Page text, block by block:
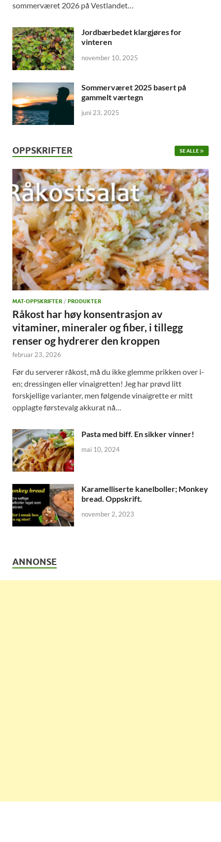
sommerværet 2026 på Vestlandet…
Jordbærbedet klargjøres for
vinteren
november 10, 2025
Sommerværet 2025 basert på
gammelt værtegn
juni 23, 2025
OPPSKRIFTER SE ALLE
MAT-OPPSKRIFTER / PRODUKTER
Råkost har høy konsentrasjon av
vitaminer, mineraler og fiber, i tillegg
renser og hydrerer den kroppen
februar 23, 2026
Før du serverer råkost, må du ikke glemme prikken over i-
en; dressingen eller vinaigretten! Jeg har prøvd litt
forskjellige varianter, men følgende vinaigrette er mitt
opplagte førstevalg akkurat nå…
Pasta med biff. En sikker vinner!
mai 10, 2024
Karamelliserte kanelboller; Monkey
bread. Oppskrift.
november 2, 2023
ANNONSE